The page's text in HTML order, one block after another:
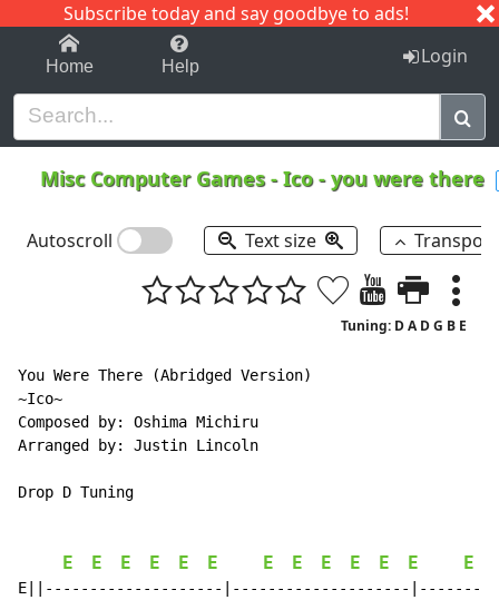
Subscribe today and say goodbye to ads!
1-9 C I J
Home Help Login
Misc Computer Games-Ico - you were there
Autoscroll Text size
Tuning: D A D G B E
You Were There (Abridged Version)
~Ico~
Composed by: Oshima Michiru
Arranged by: Justin Lincoln
Drop D Tuning
E E E E E E E E E E E E E
E||--------------------|--------------------